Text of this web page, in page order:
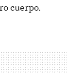
cuerpo.